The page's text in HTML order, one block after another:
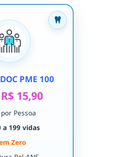
PME 100
R$ 15,90
Pessoa
a 199 vidas
Zero